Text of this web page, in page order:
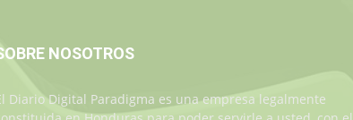
NOSOTROS
Diario Digital Paradigma es una empresa legalmente